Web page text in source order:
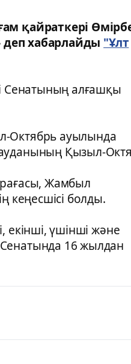
қайраткері
деп хабарлайды "Ұлт
Сенатының алғашқы
Октябрь ауылында
Қызыл-
Жамбыл
кеңесшісі болды.
екінші, үшінші және
16 жылдан